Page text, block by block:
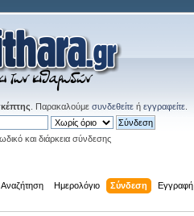
. Παρακαλούμε συνδεθείτε ή εγγραφείτε
και διάρκεια σύνδεσης
Αναζήτηση Ημερολόγιο Σύνδεση Εγγραφή